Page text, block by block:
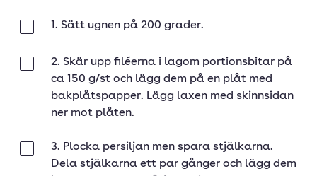
1. Sätt ugnen på 200 grader.
2. Skär upp filéerna i lagom portionsbitar på
ca 150 g/st och lägg dem på en plåt med
bakplåtspapper. Lägg laxen med skinnsidan
ner mot plåten.
3. Plocka persiljan men spara stjälkarna.
Dela stjälkarna ett par gånger och lägg dem